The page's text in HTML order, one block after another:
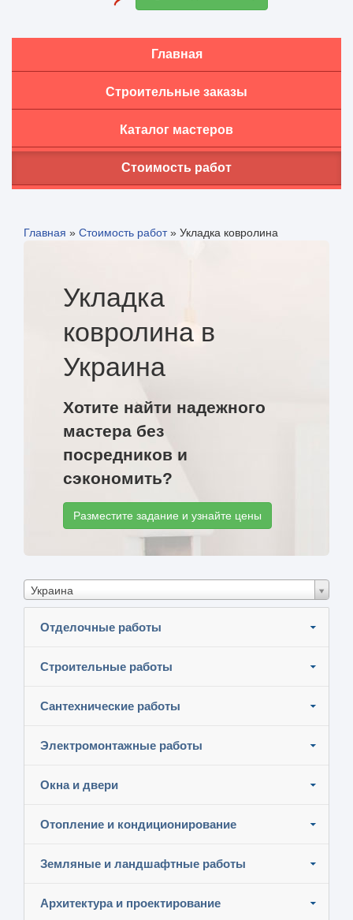
Главная
Строительные заказы
Каталог мастеров
Стоимость работ
Главная » Стоимость работ» Укладка ковролина
Укладка
ковролина в
Украина
Хотите найти надежного
мастера без
посредников и
сэкономить?
Разместите задание и узнайте цены
Украина
Отделочные работы
Строительные работы
Сантехнические работы
Электромонтажные работы
Окна и двери
Отопление и кондиционирование
Земляные и ландшафтные работы
Архитектура и проектирование